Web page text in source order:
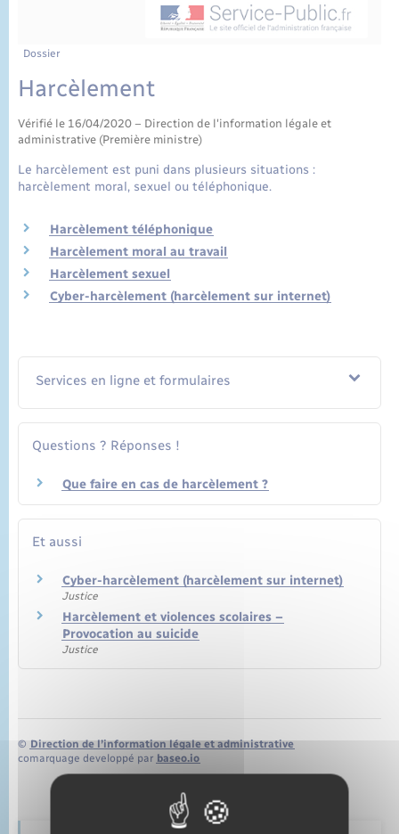
Dossier
Harcèlement
Vérifié le 16/04/2020 – Direction de l'information légale et
administrative (Première ministre)
Le harcèlement est puni dans plusieurs situations :
harcèlement moral, sexuel ou téléphonique.
Harcèlement téléphonique
Harcèlement moral au travail
Harcèlement sexuel
Cyber-harcèlement (harcèlement sur internet)
Services en ligne et formulaires
Questions ? Réponses !
Que faire en cas de harcèlement ?
Et aussi
Cyber-harcèlement (harcèlement sur internet)
Justice
Harcèlement et violences scolaires –
Provocation au suicide
Justice
© Direction de l’information légale et administrative
comarquage developpé par baseo.io